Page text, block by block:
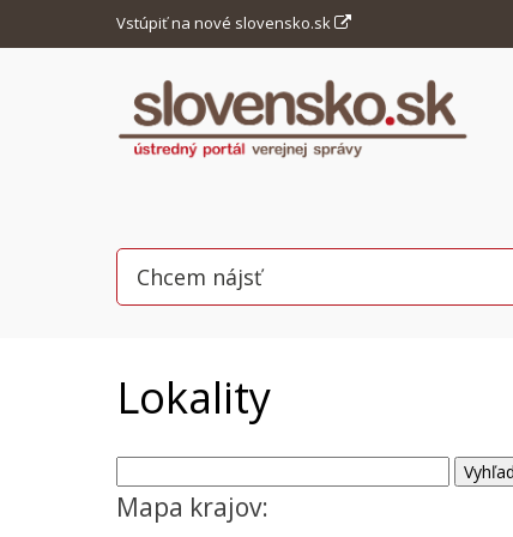
Vstúpiť na nové slovensko.sk
Lokality
Mapa krajov: